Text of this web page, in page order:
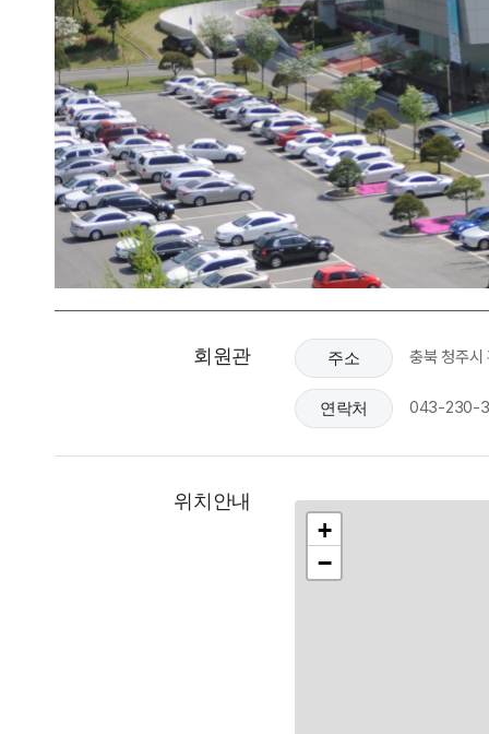
회원관 주소 충북 청주시
연락처 043-230-
위치안내
+
−